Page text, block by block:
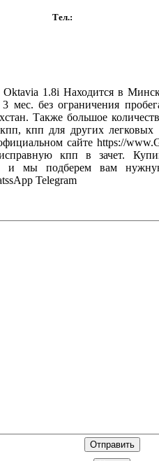
Тел.:
1.8i Находится в
без ограничения
Также большое
кпп для других легковых
сайте https://
кпп в зачет.
и мы подберем вам
Telegram